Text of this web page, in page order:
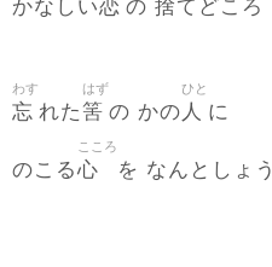
かなしい恋 の 捨てどころ
忘
わす
れた筈
はず
の かの 人
ひと
に
のこる心
こころ
を なんとしょう